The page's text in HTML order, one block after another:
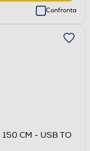
Confronta
150 CM - USB TO